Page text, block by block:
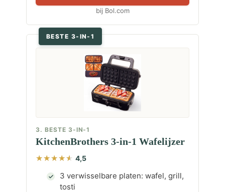
bij Bol.com
BESTE 3-IN-1
3. BESTE 3-IN-1
KitchenBrothers 3-in-1 Wafelijzer
4,5
3 verwisselbare platen: wafel, grill,
tosti